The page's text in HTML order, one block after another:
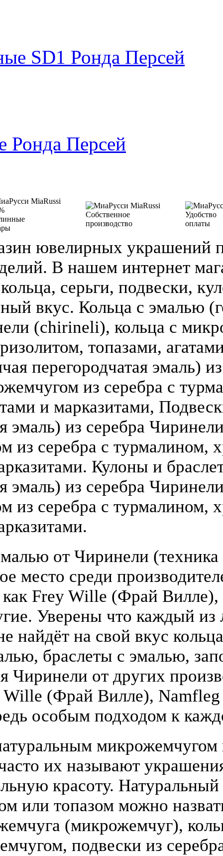
SD1 Ронда Персей
Ронда Персей
Собственное
производство
Удобство
оплаты
ювелирных украшений
В нашем интернет
серьги, подвески,
вкус. Кольца с эмалью
(chirineli), кольца с
топазами,
перегородчатая эмаль)
из серебра с
и марказитами,
эмаль) из серебра
из серебра с турмалином,
Кулоны и
эмаль) из серебра
из серебра с турмалином,
от Чиринели (техника
место среди
Frey Wille (Фрай
Уверены что каждый
найдёт на свой вкус
браслеты с эмалью,
Чиринели от других
Wille (Фрай Вилле),
особым подходом к
микрожемчугом
их называют
красоту.
или топазом можно
(микрожемчуг),
подвески из